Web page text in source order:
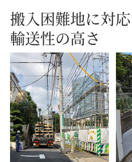
搬入困難地に対
輸送性の高さ